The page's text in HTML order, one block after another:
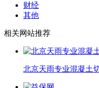
财经
其他
相关网站推荐
北京天雨专业混凝土